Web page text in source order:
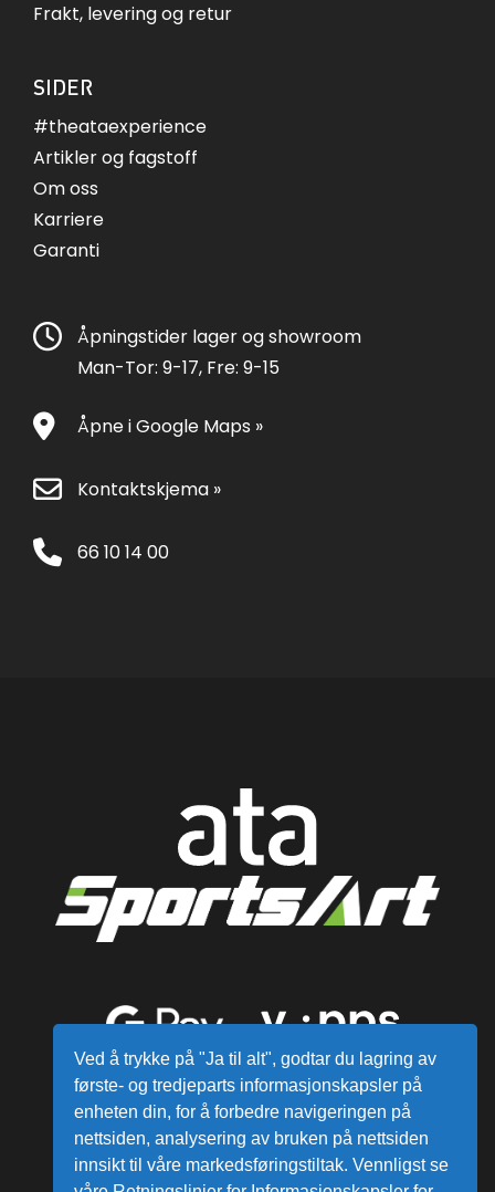
Frakt, levering og retur
SIDER
#theataexperience
Artikler og fagstoff
Om oss
Karriere
Garanti
Åpningstider lager og showroom
Man-Tor: 9-17, Fre: 9-15
Åpne i Google Maps »
Kontaktskjema »
66 10 14 00
Ved å trykke på "Ja til alt", godtar du lagring av
første- og tredjeparts informasjonskapsler på
enheten din, for å forbedre navigeringen på
nettsiden, analysering av bruken på nettsiden
innsikt til våre markedsføringstiltak. Vennligst se